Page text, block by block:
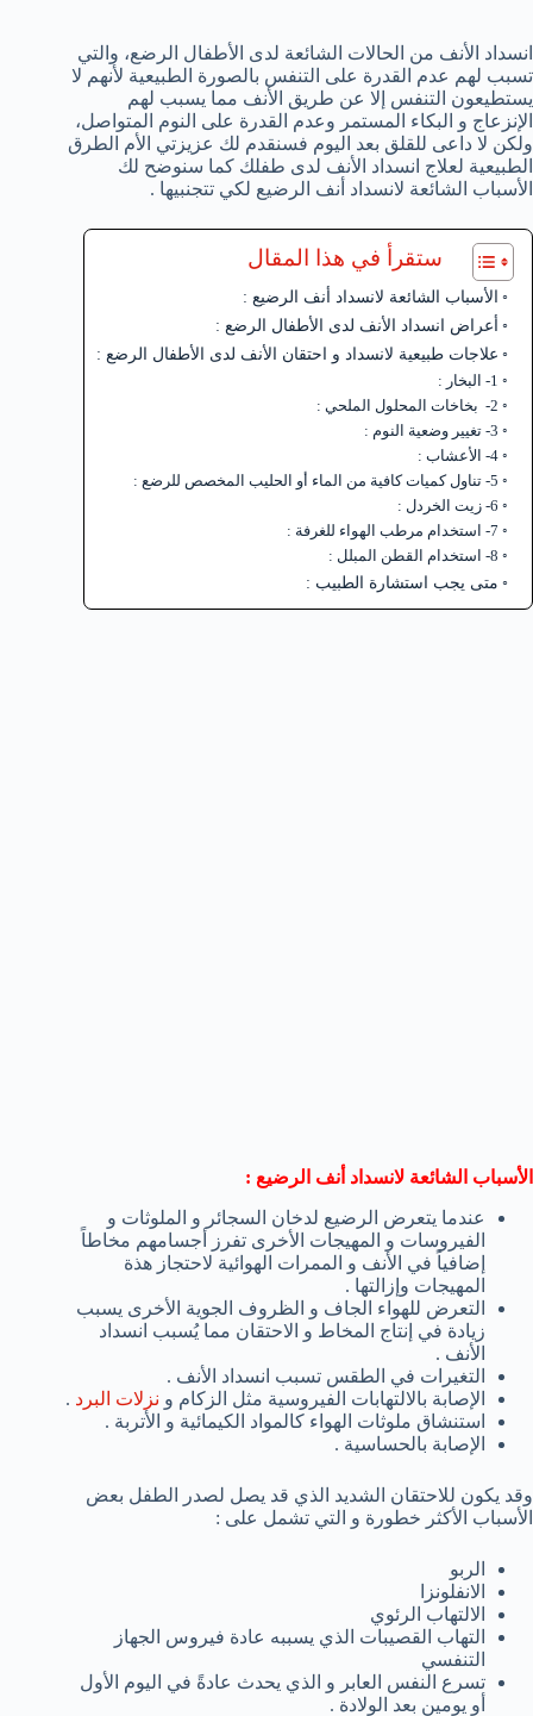
انسداد الأنف من الحالات الشائعة لدى الأطفال الرضع، والتي
تسبب لهم عدم القدرة على التنفس بالصورة الطبيعية لأنهم لا
يستطيعون التنفس إلا عن طريق الأنف مما يسبب لهم
الإنزعاج و البكاء المستمر وعدم القدرة على النوم المتواصل،
ولكن لا داعى للقلق بعد اليوم فسنقدم لك عزيزتي الأم الطرق
الطبيعية لعلاج انسداد الأنف لدى طفلك كما سنوضح لك
الأسباب الشائعة لانسداد أنف الرضيع لكي تتجنبيها .
ستقرأ في هذا المقال
الأسباب الشائعة لانسداد أنف الرضيع :
أعراض انسداد الأنف لدى الأطفال الرضع :
علاجات طبيعية لانسداد و احتقان الأنف لدى الأطفال الرضع :
1- البخار :
2- بخاخات المحلول الملحي :
3- تغيير وضعية النوم :
4- الأعشاب :
5- تناول كميات كافية من الماء أو الحليب المخصص للرضع :
6- زيت الخردل :
7- استخدام مرطب الهواء للغرفة :
8- استخدام القطن المبلل :
متى يجب استشارة الطبيب :
الأسباب الشائعة لانسداد أنف الرضيع :
عندما يتعرض الرضيع لدخان السجائر و الملوثات و
الفيروسات و المهيجات الأخرى تفرز أجسامهم مخاطاً
إضافياً في الأنف و الممرات الهوائية لاحتجاز هذة
المهيجات وإزالتها .
التعرض للهواء الجاف و الظروف الجوية الأخرى يسبب
زيادة في إنتاج المخاط و الاحتقان مما يُسبب انسداد
الأنف .
التغيرات في الطقس تسبب انسداد الأنف .
الإصابة بالالتهابات الفيروسية مثل الزكام و نزلات البرد .
استنشاق ملوثات الهواء كالمواد الكيمائية و الأتربة .
الإصابة بالحساسية .
وقد يكون للاحتقان الشديد الذي قد يصل لصدر الطفل بعض
الأسباب الأكثر خطورة و التي تشمل على :
الربو
الانفلونزا
الالتهاب الرئوي
التهاب القصيبات الذي يسببه عادة فيروس الجهاز
التنفسي
تسرع النفس العابر و الذي يحدث عادةً في اليوم الأول
أو يومين بعد الولادة .